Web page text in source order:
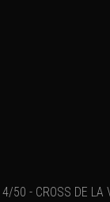
4/50 - CROSS DE LA